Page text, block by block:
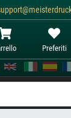
Preferiti